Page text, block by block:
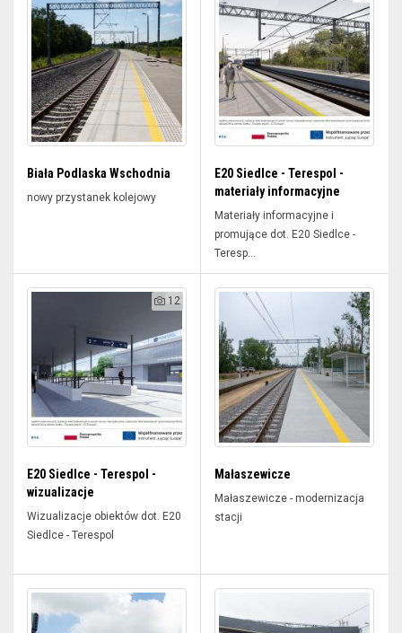
Biała Podlaska Wschodnia
nowy przystanek kolejowy
E20 Siedlce - Terespol -
materiały informacyjne
Materiały informacyjne i
promujące dot. E20 Siedlce -
Teresp...
12
E20 Siedlce - Terespol -
wizualizacje
Wizualizacje obiektów dot. E20
Siedlce - Terespol
Małaszewicze
Małaszewicze - modernizacja
stacji